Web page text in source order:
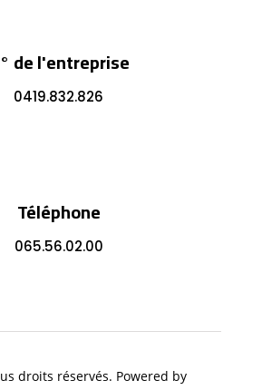
de l'entreprise
0419.832.826
Téléphone
065.56.02.00
droits réservés. Powered by